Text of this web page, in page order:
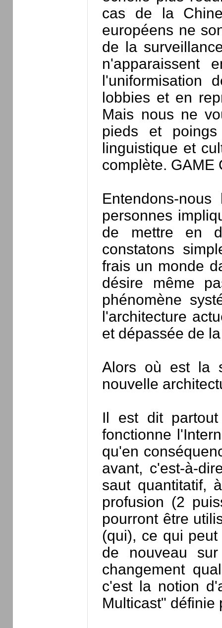
cas de la
européens ne
de la
n'apparaissent
l'uniformisation
lobbies et en
Mais nous ne
pieds et
linguistique et
complète. GAME
Entendons-
personnes
de mettre en
constatons
frais un monde
désire même
phénomène
l'architecture
et dépassée de
Alors où est la
nouvelle
Il est dit
fonctionne
qu'en
avant, c'est-à-
saut quantitatif,
profusion (2
pourront être
(qui), ce qui
de nouveau
changement
c'est la notion
Multicast" définie